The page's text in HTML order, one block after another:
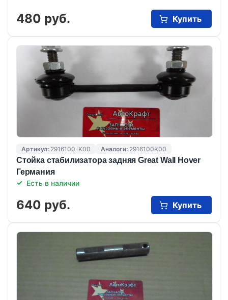
480 руб. Купить
Артикул: 2916100-K00 Аналоги: 2916100K00
Стойка стабилизатора задняя Great Wall Hover
Германия
Есть в наличии
640 руб. Купить